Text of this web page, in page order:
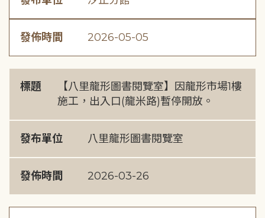
發佈時間 2026-05-05
標題
【八里龍形圖書閱覽室】因龍形市場1樓
施工，出入口(龍米路)暫停開放。
發布單位 八里龍形圖書閱覽室
發佈時間 2026-03-26